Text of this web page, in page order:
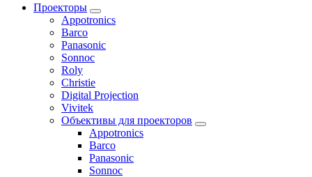
Проекторы
Appotronics
Barco
Panasonic
Sonnoc
Roly
Christie
Digital Projection
Vivitek
Объективы для проекторов
Appotronics
Barco
Panasonic
Sonnoc